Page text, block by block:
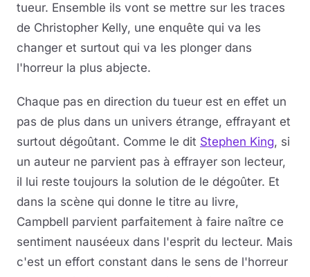
tueur. Ensemble ils vont se mettre sur les traces
de Christopher Kelly, une enquête qui va les
changer et surtout qui va les plonger dans
l'horreur la plus abjecte.
Chaque pas en direction du tueur est en effet un
pas de plus dans un univers étrange, effrayant et
surtout dégoûtant. Comme le dit Stephen King, si
un auteur ne parvient pas à effrayer son lecteur,
il lui reste toujours la solution de le dégoûter. Et
dans la scène qui donne le titre au livre,
Campbell parvient parfaitement à faire naître ce
sentiment nauséeux dans l'esprit du lecteur. Mais
c'est un effort constant dans le sens de l'horreur